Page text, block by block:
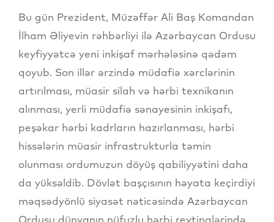
Bu gün Prezident, Müzəffər Ali Baş Komandan
İlham Əliyevin rəhbərliyi ilə Azərbaycan Ordusu
keyfiyyətcə yeni inkişaf mərhələsinə qədəm
qoyub. Son illər ərzində müdafiə xərclərinin
artırılması, müasir silah və hərbi texnikanın
alınması, yerli müdafiə sənayesinin inkişafı,
peşəkar hərbi kadrların hazırlanması, hərbi
hissələrin müasir infrastrukturla təmin
olunması ordumuzun döyüş qabiliyyətini daha
da yüksəldib. Dövlət başçısının həyata keçirdiyi
məqsədyönlü siyasət nəticəsində Azərbaycan